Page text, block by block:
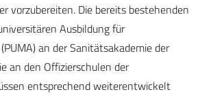
vorzubereiten. Die bereits bestehenden
Ausbildung für
an der Sanitätsakademie der
an den Offizierschulen der
entsprechend weiterentwickelt